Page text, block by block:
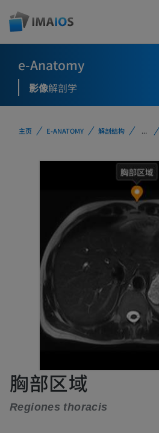
e-Anatomy
影像解剖学
主页 E-ANATOMY 解剖结构 ...
胸部区域
Regiones thoracis